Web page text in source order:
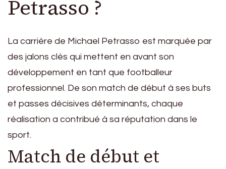
Petrasso ?
La carrière de Michael Petrasso est marquée par
des jalons clés qui mettent en avant son
développement en tant que footballeur
professionnel. De son match de début à ses buts
et passes décisives déterminants, chaque
réalisation a contribué à sa réputation dans le
sport.
Match de début et